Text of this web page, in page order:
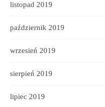
listopad 2019
październik 2019
wrzesień 2019
sierpień 2019
lipiec 2019